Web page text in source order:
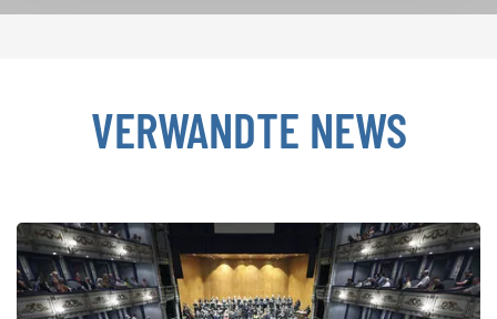
VERWANDTE NEWS